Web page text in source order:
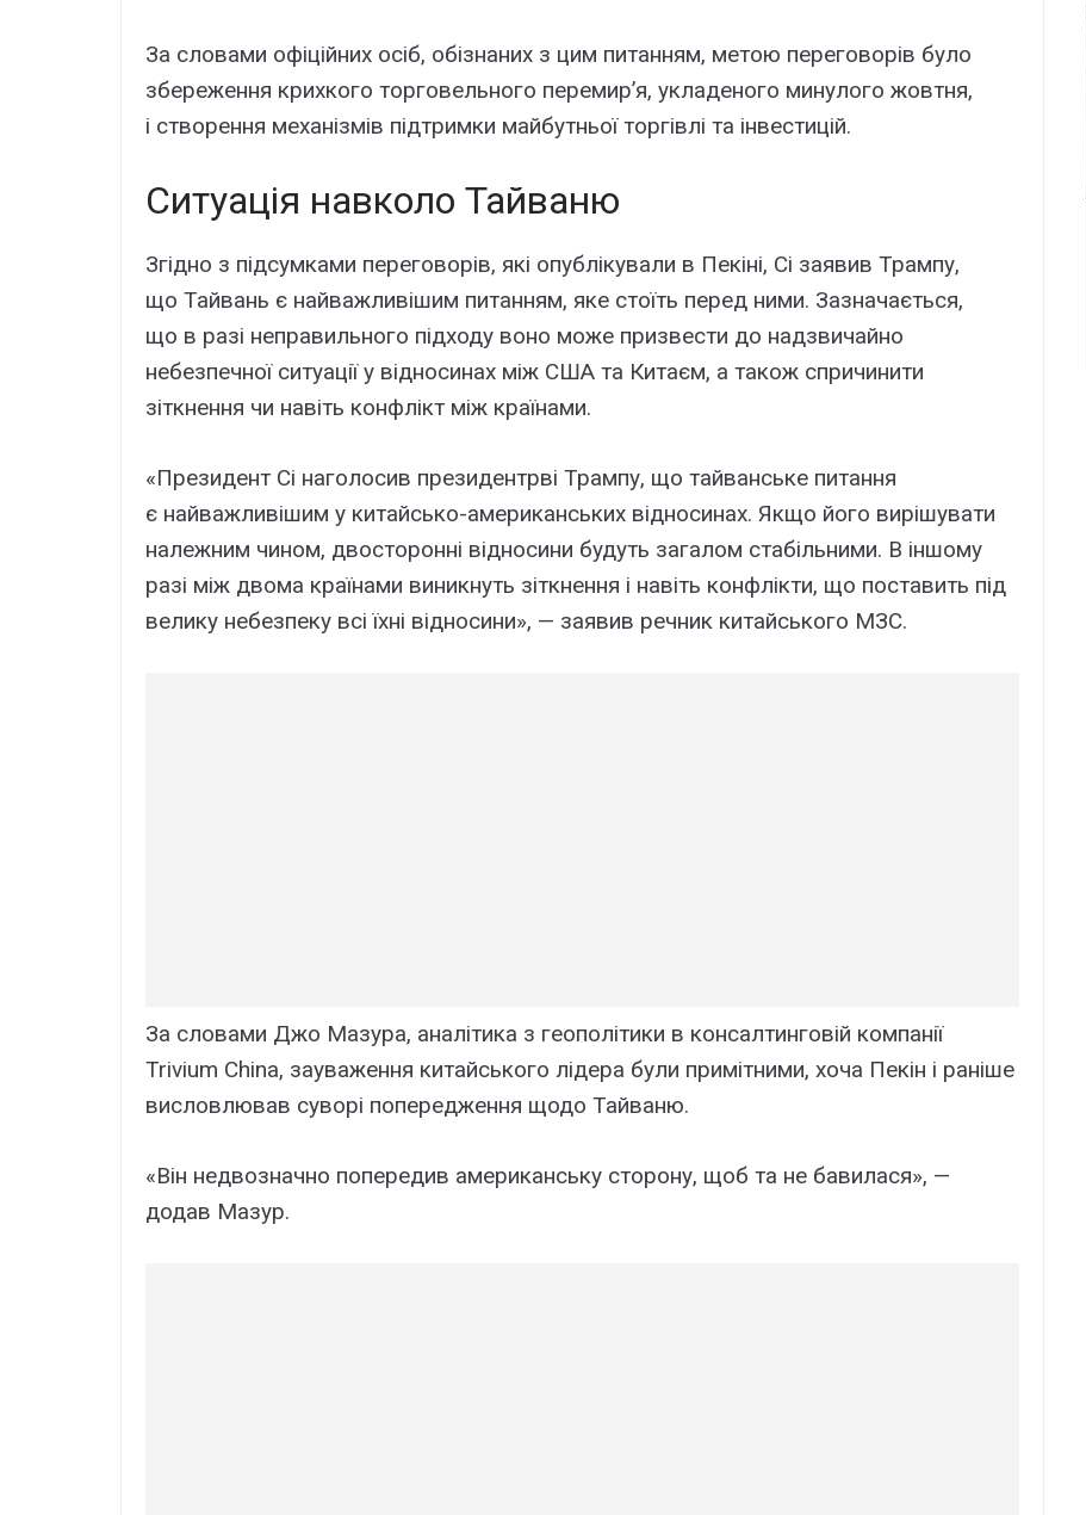
За словами офіційних осіб, обізнаних з цим питанням, метою переговорів було
збереження крихкого торговельного перемир’я, укладеного минулого жовтня,
і створення механізмів підтримки майбутньої торгівлі та інвестицій.
Ситуація навколо Тайваню
Згідно з підсумками переговорів, які опублікували в Пекіні, Сі заявив Трампу,
що Тайвань є найважливішим питанням, яке стоїть перед ними. Зазначається,
що в разі неправильного підходу воно може призвести до надзвичайно
небезпечної ситуації у відносинах між США та Китаєм, а також спричинити
зіткнення чи навіть конфлікт між країнами.
«Президент Сі наголосив президентрві Трампу, що тайванське питання
є найважливішим у китайсько-американських відносинах. Якщо його вирішувати
належним чином, двосторонні відносини будуть загалом стабільними. В іншому
разі між двома країнами виникнуть зіткнення і навіть конфлікти, що поставить під
велику небезпеку всі їхні відносини», — заявив речник китайського МЗС.
За словами Джо Мазура, аналітика з геополітики в консалтинговій компанії
Trivium China, зауваження китайського лідера були примітними, хоча Пекін і раніше
висловлював суворі попередження щодо Тайваню.
«Він недвозначно попередив американську сторону, щоб та не бавилася», —
додав Мазур.